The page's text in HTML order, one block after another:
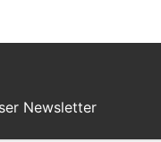
Newsletter